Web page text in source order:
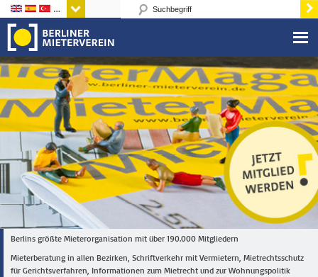
Sprachen
Berlins größte Mieterorganisation mit über 190.000 Mitgliedern
Mieterberatung in allen Bezirken, Schriftverkehr mit Vermietern, Mietrechtsschutz
für Gerichtsverfahren, Informationen zum Mietrecht und zur Wohnungspolitik